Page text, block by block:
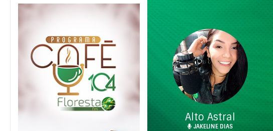
Alto Astral
JAKELINE DIAS